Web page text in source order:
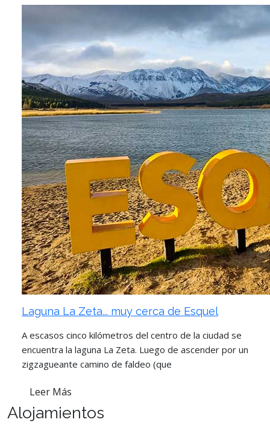
Laguna La Zeta... muy cerca de Esquel
A escasos cinco kilómetros del centro de la ciudad se
encuentra la laguna La Zeta. Luego de ascender por un
zigzagueante camino de faldeo (que
Leer Más
Alojamientos